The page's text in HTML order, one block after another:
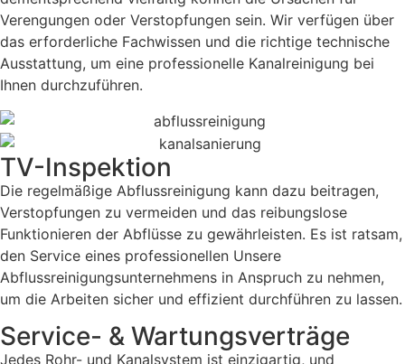
Verengungen oder Verstopfungen sein. Wir verfügen über
das erforderliche Fachwissen und die richtige technische
Ausstattung, um eine professionelle Kanalreinigung bei
Ihnen durchzuführen.
TV-Inspektion
Die regelmäßige Abflussreinigung kann dazu beitragen,
Verstopfungen zu vermeiden und das reibungslose
Funktionieren der Abflüsse zu gewährleisten. Es ist ratsam,
den Service eines professionellen Unsere
Abflussreinigungsunternehmens in Anspruch zu nehmen,
um die Arbeiten sicher und effizient durchführen zu lassen.
Service- & Wartungsverträge
Jedes Rohr- und Kanalsystem ist einzigartig, und